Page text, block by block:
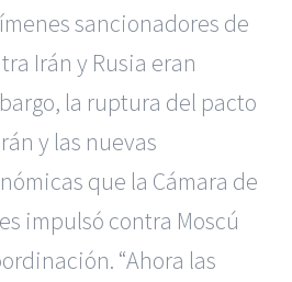
sancionadores de
Irán y Rusia eran
la ruptura del pacto
y las nuevas
que la Cámara de
impulsó contra Moscú
“Ahora las